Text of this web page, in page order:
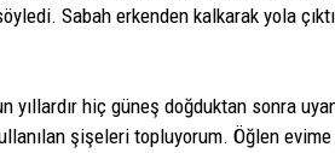
Sabah erkenden kalkarak yola
yıllardır hiç güneş doğduktan sonra
şişeleri topluyorum. Öğlen